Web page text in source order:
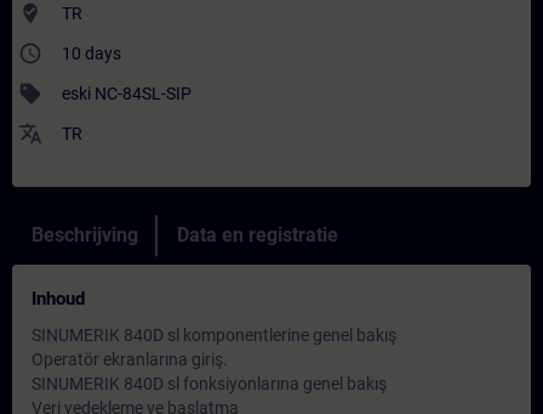
where_to_vote TR
access_time 10 days
sell eski NC-84SL-SIP
translate TR
Beschrijving Data en registratie
Inhoud
SINUMERIK 840D sl komponentlerine genel bakış
Operatör ekranlarına giriş.
SINUMERIK 840D sl fonksiyonlarına genel bakış
Veri yedekleme ve başlatma